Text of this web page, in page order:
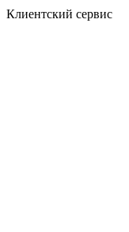
Клиентский сервис